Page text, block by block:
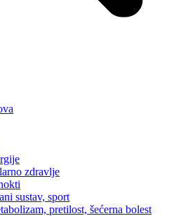
zdravlje
sustav, sport
pretilost, šećerna bolest